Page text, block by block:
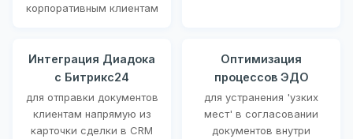
корпоративным клиентам
Интеграция Диадока
с Битрикс24
для отправки документов
клиентам напрямую из
карточки сделки в CRM
Оптимизация
процессов ЭДО
для устранения 'узких
мест' в согласовании
документов внутри